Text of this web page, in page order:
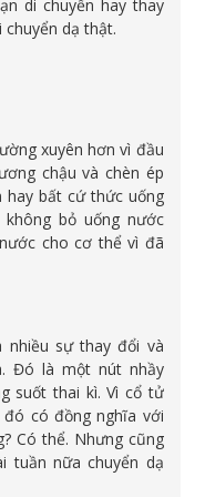
di chuyển hay thay
dạ thật.
xuyên hơn vì đầu
chậu và chèn ép
hay bất cứ thức uống
bỏ uống nước
cho cơ thể vì đã
nhiều sự thay đổi và
Đó là một nút nhầy
suốt thai kì. Vì cổ tử
có đồng nghĩa với
Có thể. Nhưng cũng
tuần nữa chuyển dạ